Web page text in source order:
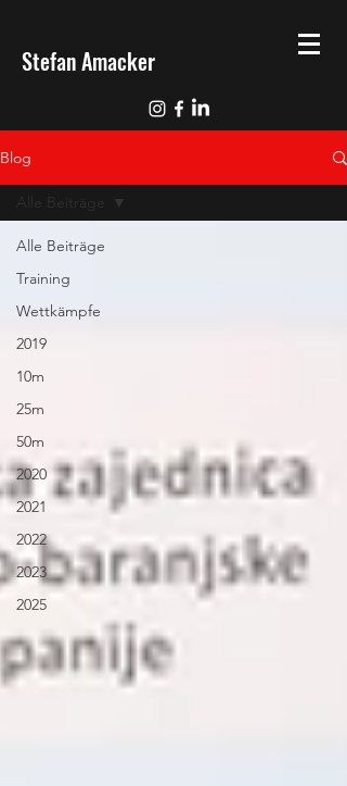
Stefan Amacker
Blog
Alle Beiträge
Training
Wettkämpfe
2019
10m
25m
50m
2020
2021
2022
2023
2025
Alle Beiträge